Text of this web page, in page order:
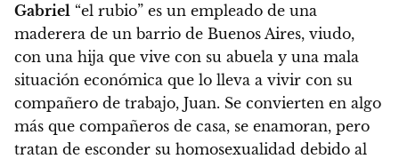
Gabriel “el rubio” es un empleado de una
maderera de un barrio de Buenos Aires, viudo,
con una hija que vive con su abuela y una mala
situación económica que lo lleva a vivir con su
compañero de trabajo, Juan. Se convierten en algo
más que compañeros de casa, se enamoran, pero
tratan de esconder su homosexualidad debido al